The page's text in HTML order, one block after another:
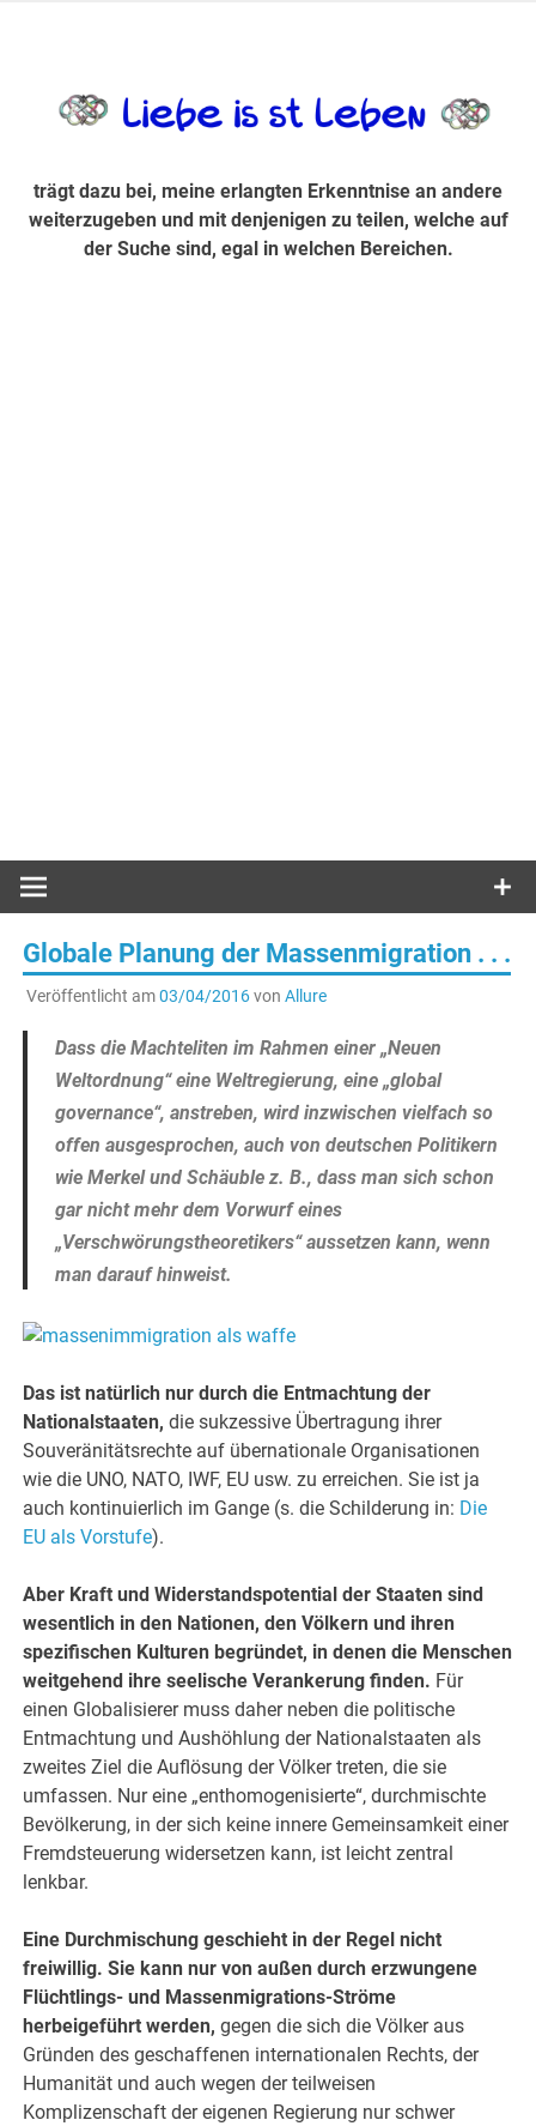
Suche sind, egal in welchen Bereichen.
trägt dazu bei, meine erlangten Erkenntnise an andere
weiterzugeben und mit denjenigen zu teilen, welche auf
der Suche sind, egal in welchen Bereichen.
Globale Planung der Massenmigration . . .
Veröffentlicht am03/04/2016von Allure
Dass die Machteliten im Rahmen einer „Neuen
Weltordnung“ eine Weltregierung, eine „global
governance“, anstreben, wird inzwischen vielfach so
offen ausgesprochen, auch von deutschen Politikern
wie Merkel und Schäuble z. B., dass man sich schon
gar nicht mehr dem Vorwurf eines
„Verschwörungstheoretikers“ aussetzen kann, wenn
man darauf hinweist.
Das ist natürlich nur durch die Entmachtung der
Nationalstaaten, die sukzessive Übertragung ihrer
Souveränitätsrechte auf übernationale Organisationen
wie die UNO, NATO, IWF, EU usw. zu erreichen. Sie ist ja
auch kontinuierlich im Gange (s. die Schilderung in: Die
EU als Vorstufe).
Aber Kraft und Widerstandspotential der Staaten sind
wesentlich in den Nationen, den Völkern und ihren
spezifischen Kulturen begründet, in denen die Menschen
weitgehend ihre seelische Verankerung finden. Für
einen Globalisierer muss daher neben die politische
Entmachtung und Aushöhlung der Nationalstaaten als
zweites Ziel die Auflösung der Völker treten, die sie
umfassen. Nur eine „enthomogenisierte“, durchmischte
Bevölkerung, in der sich keine innere Gemeinsamkeit einer
Fremdsteuerung widersetzen kann, ist leicht zentral
lenkbar.
Eine Durchmischung geschieht in der Regel nicht
freiwillig. Sie kann nur von außen durch erzwungene
Flüchtlings- und Massenmigrations-Ströme
herbeigeführt werden, gegen die sich die Völker aus
Gründen des geschaffenen internationalen Rechts, der
Humanität und auch wegen der teilweisen
Komplizenschaft der eigenen Regierung nur schwer